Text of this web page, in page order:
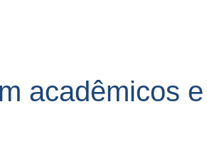
acadêmicos